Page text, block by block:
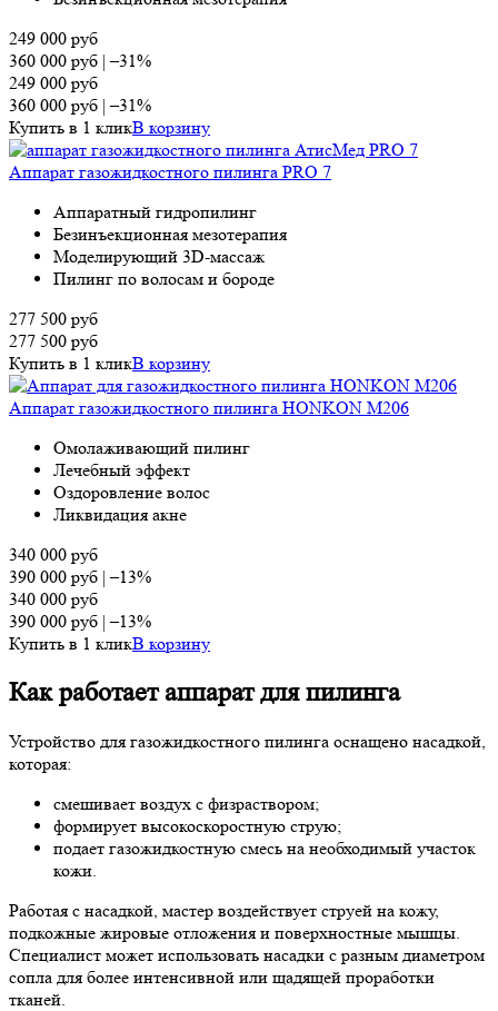
249 000 руб
360 000 руб |–31%
249 000 руб
360 000 руб |–31%
Купить в 1 кликВ корзину
Аппарат газожидкостного пилинга PRO 7
Аппаратный гидропилинг
Безинъекционная мезотерапия
Моделирующий 3D-массаж
Пилинг по волосам и бороде
277 500 руб
277 500 руб
Купить в 1 кликВ корзину
Аппарат газожидкостного пилинга HONKON M206
Омолаживающий пилинг
Лечебный эффект
Оздоровление волос
Ликвидация акне
340 000 руб
390 000 руб |–13%
340 000 руб
390 000 руб |–13%
Купить в 1 кликВ корзину
Как работает аппарат для пилинга
Устройство для газожидкостного пилинга оснащено насадкой,
которая:
смешивает воздух с физраствором;
формирует высокоскоростную струю;
подает газожидкостную смесь на необходимый участок
кожи.
Работая с насадкой, мастер воздействует струей на кожу,
подкожные жировые отложения и поверхностные мышцы.
Специалист может использовать насадки с разным диаметром
сопла для более интенсивной или щадящей проработки
тканей.